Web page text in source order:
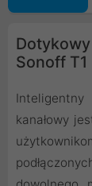
Dotykowy
Sonoff T1
kanałowy